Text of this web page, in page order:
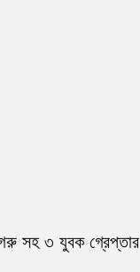
গরু সহ ৩ যুবক গ্রেপ্তার